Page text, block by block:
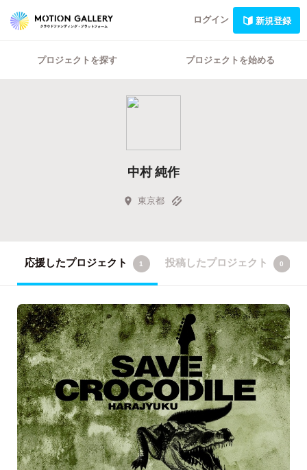
ログイン 新規登録
プロジェクトを探す プロジェクトを始める
中村 純作
東京都
応援したプロジェクト 1 投稿したプロジェクト 0